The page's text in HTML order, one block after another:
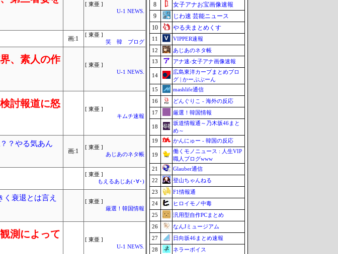
[ 東亜 ]
U-1 NEWS.
画:1
[ 東亜 ]
笑 韓 ブログ
、素人の作
[ 東亜 ]
U-1 NEWS.
討報道に怒
[ 東亜 ]
キムチ速報
？やる気あん
画:1
[ 東亜 ]
あじあのネタ帳
[ 東亜 ]
もえるあじあ(･∀･)
衰退とは言え
[ 東亜 ]
厳選！韓国情報
測によって
[ 東亜 ]
U-1 NEWS.
8
女子アナお宝画像速報
9
じわ速 芸能ニュース
10
やる夫まとめくす
11
VIPPER速報
12
あじあのネタ帳
13
アナ速‐女子アナ画像速報
14
広島東洋カープまとめブロ
グ | かーぷぶーん
15
mashlife通信
16
どんぐりこ - 海外の反応
17
厳選！韓国情報
18
坂道情報通～乃木坂46まと
め～
19
かんにゅー - 韓国の反応
19
働くモノニュース : 人生VIP
職人ブログwww
21
Glauber通信
22
登山ちゃんねる
23
F1情報通
24
ヒロイモノ中毒
25
汎用型自作PCまとめ
26
なんJミュージアム
27
日向坂46まとめ速報
28
ネラーボイス